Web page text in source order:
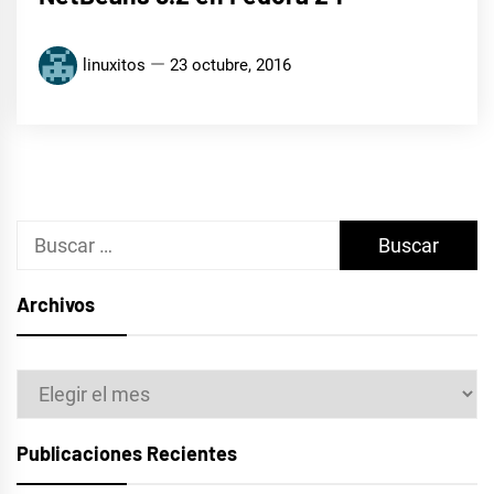
linuxitos 23 octubre, 2016
Buscar:
Archivos
Archivos
Publicaciones Recientes